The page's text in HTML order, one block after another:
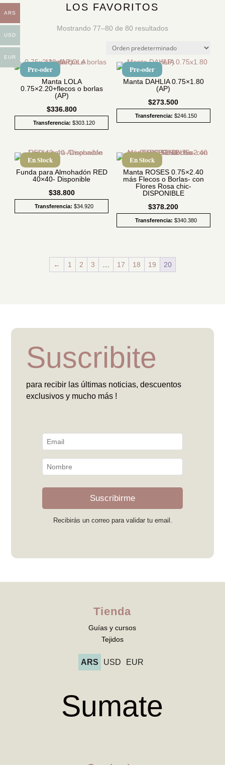
LOS FAVORITOS
Mostrando 77–80 de 80 resultados
Pre-oder
Manta LOLA
0.75×2.20+flecos o borlas
(AP)
$336.800
Transferencia:$303.120
Pre-oder
Manta DAHLIA 0.75×1.80
(AP)
$273.500
Transferencia: $246.150
En Stock
Funda para Almohadón RED
40×40- Disponible
$38.800
Transferencia:$34.920
En Stock
Manta ROSES 0.75×2.40
más Flecos o Borlas- con
Flores Rosa chic-
DISPONIBLE
$378.200
Transferencia: $340.380
← 1 2 3 … 17 18 19 20
Suscribite
para recibir las últimas noticias, descuentos
exclusivos y mucho más !
Suscribirme
Recibirás un correo para validar tu email.
Tienda
Guías y cursos
Tejidos
ARS USD EUR
Sumate
ARS
USD
EUR